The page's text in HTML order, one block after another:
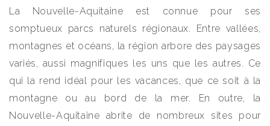
La Nouvelle-Aquitaine est connue pour ses
somptueux parcs naturels régionaux. Entre vallées,
montagnes et océans, la région arbore des paysages
variés, aussi magnifiques les uns que les autres. Ce
qui la rend idéal pour les vacances, que ce soit à la
montagne ou au bord de la mer. En outre, la
Nouvelle-Aquitaine abrite de nombreux sites pour